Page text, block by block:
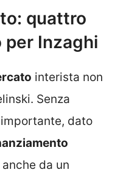
quattro
per Inzaghi
interista non
Senza
dato
da un